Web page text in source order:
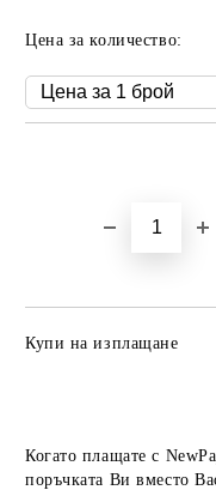
Цена за количество:
Купи на изплащане
Когато плащате с
поръчката Ви вместо